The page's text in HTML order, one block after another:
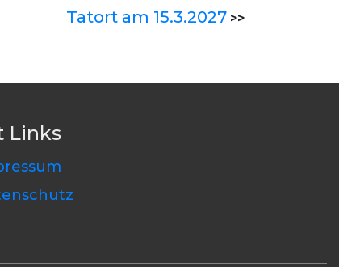
Tatort am 15.3.2027 >>
Links